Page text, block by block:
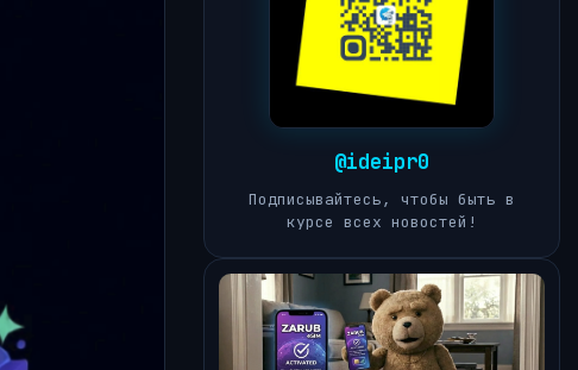
@ideipr0
Подписывайтесь, чтобы быть в
курсе всех новостей!